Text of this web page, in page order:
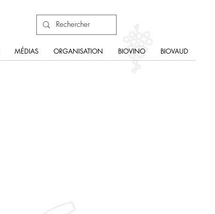
MÉDIAS ORGANISATION BIOVINO BIOVAUD